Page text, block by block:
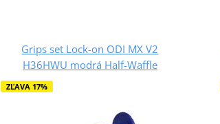
Grips set Lock-on ODI MX V2
H36HWU modrá Half-Waffle
ZĽAVA 17%